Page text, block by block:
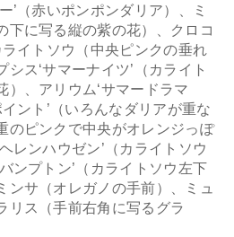
’（赤いポンポンダリア）、ミ
下に写る縦の紫の花）、クロコ
ライトソウ（中央ピンクの垂れ
ス‘サマーナイツ’（カライト
）、アリウム‘サマードラマ
ント’（いろんなダリアが重な
のピンクで中央がオレンジっぽ
レンハウゼン’（カライトソウ
ンプトン’（カライトソウ左下
ンサ（オレガノの手前）、ミュ
リス（手前右角に写るグラ